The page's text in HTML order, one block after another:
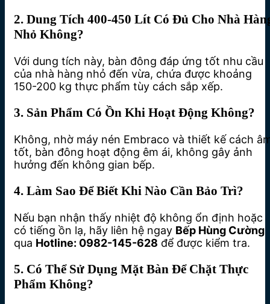
2. Dung Tích 400-450 Lít Có Đủ Cho Nhà
Nhỏ Không?
Với dung tích này, bàn đông đáp ứng tốt nhu cầu
của nhà hàng nhỏ đến vừa, chứa được khoảng
150-200 kg thực phẩm tùy cách sắp xếp.
3. Sản Phẩm Có Ồn Khi Hoạt Động Không?
Không, nhờ máy nén Embraco và thiết kế cách
tốt, bàn đông hoạt động êm ái, không gây ảnh
hưởng đến không gian bếp.
4. Làm Sao Để Biết Khi Nào Cần Bảo Trì?
Nếu bạn nhận thấy nhiệt độ không ổn định hoặc
có tiếng ồn lạ, hãy liên hệ ngay Bếp Hùng Cường
qua Hotline: 0982-145-628 để được kiểm tra.
5. Có Thể Sử Dụng Mặt Bàn Để Chặt Thực
Phẩm Không?